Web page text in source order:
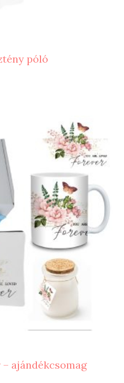
póló
ajándékcsomag